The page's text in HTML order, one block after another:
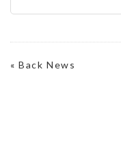
«Back News